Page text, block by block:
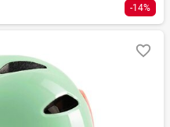
-14%